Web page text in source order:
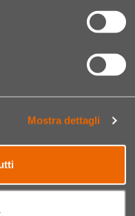
Mostra dettagli
Catalogo Articoli